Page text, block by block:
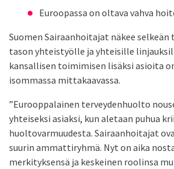
Euroopassa on oltava vahva
Suomen Sairaanhoitajat näkee selkeän
tason yhteistyölle ja yhteisille
kansallisen toimimisen lisäksi asioita
isommassa mittakaavassa.
”Eurooppalainen terveydenhuolto
yhteiseksi asiaksi, kun aletaan puhua
huoltovarmuudesta. Sairaanhoitajat
suurin ammattiryhmä. Nyt on aika
merkityksensä ja keskeinen roolinsa